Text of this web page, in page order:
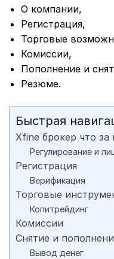
О компании,
Регистрация,
Торговые
Комиссии,
Пополнение и
Резюме.
Быстрая
Xfine брокер что за
Регулирование и
Регистрация
Верификация
Торговые
Копитрейдинг
Комиссии
Снятие и
Вывод денег